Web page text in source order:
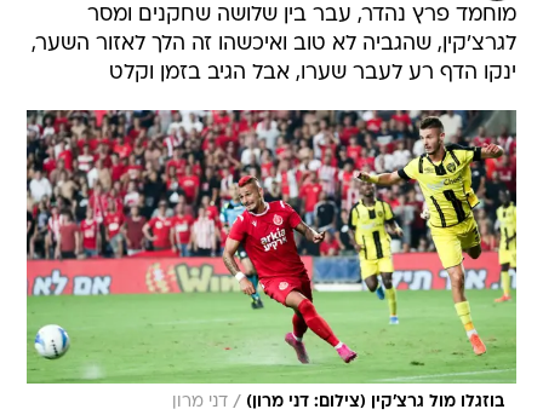
מוחמד פרץ נהדר, עבר בין שלושה שחקנים ומסר
לגרצ'קין, שהגביה לא טוב ואיכשהו זה הלך לאזור השער,
ינקו הדף רע לעבר שערו, אבל הגיב בזמן וקלט
בוזגלו מול גרצ'קין (צילום: דני מרון) / דני מרון